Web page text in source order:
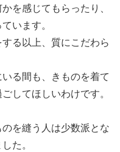
を感じてもらったり、
います。
る以上、質にこだわら
る間も、きものを着て
してほしいわけです。
を縫う人は少数派とな
た。